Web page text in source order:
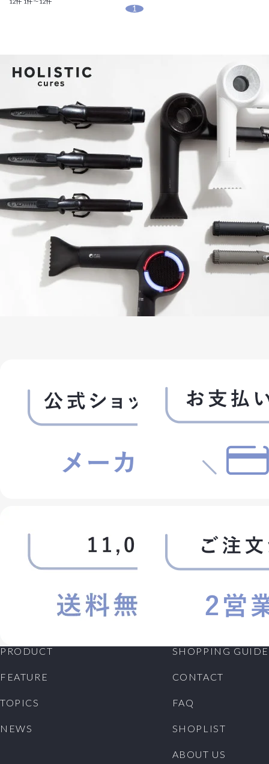
1
PRODUCT
FEATURE
TOPICS
NEWS
SHOPPING GUIDE
CONTACT
FAQ
SHOPLIST
ABOUT US